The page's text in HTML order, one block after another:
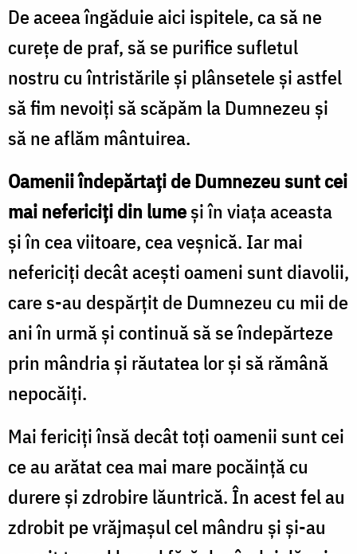
De aceea îngăduie aici ispitele, ca să ne
curețe de praf, să se purifice sufletul
nostru cu întristările și plânsetele și astfel
să fim nevoiți să scăpăm la Dumnezeu și
să ne aflăm mântuirea.
Oamenii îndepărtați de Dumnezeu sunt cei
mai nefericiți din lumeși în viața aceasta
și în cea viitoare, cea veșnică. Iar mai
nefericiți decât acești oameni sunt diavolii,
care s-au despărțit de Dumnezeu cu mii de
ani în urmă și continuă să se îndepărteze
prin mândria și răutatea lor și să rămână
nepocăiți.
Mai fericiți însă decât toți oamenii sunt cei
ce au arătat cea mai mare pocăință cu
durere și zdrobire lăuntrică. În acest fel au
zdrobit pe vrăjmașul cel mândru și și-au